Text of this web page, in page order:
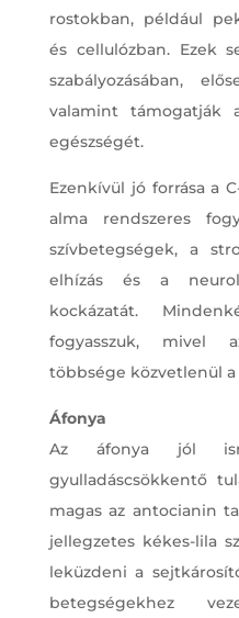
rostokban, például
és cellulózban. Ezek
szabályozásában,
valamint támogatják
egészségét.
Ezenkívül jó forrása a
alma rendszeres
szívbetegségek, a
elhízás és a
kockázatát.
fogyasszuk, mivel
többsége közvetlenül
Áfonya
Az áfonya jól
gyulladáscsökkentő
magas az antocianin
jellegzetes kékes-lila
leküzdeni a
betegségekhez